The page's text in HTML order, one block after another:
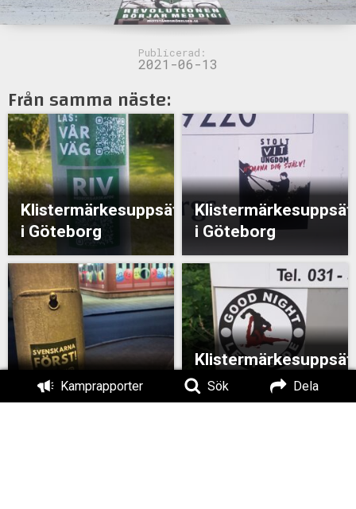
Kamprapporter Sök Dela
Publicerad:
2021-06-13
Från samma näste:
Klistermärkesuppsättning
i Göteborg
i Göteborg
Klistermärken i Kungälv
i Göteborg